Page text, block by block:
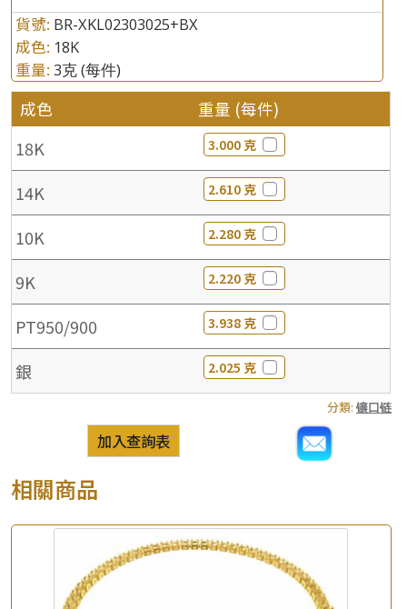
貨號: BR-XKL02303025+BX
成色: 18K
重量: 3克(每件)
成色 重量 (每件)
18K 3.000 克
14K 2.610 克
10K 2.280 克
9K 2.220 克
PT950/900 3.938 克
銀 2.025 克
分類: 镶口链
加入查詢表
相關商品